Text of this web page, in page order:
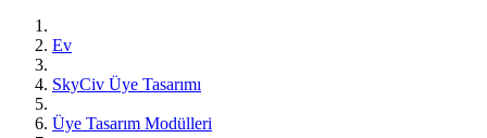
Ev
SkyCiv Üye Tasarımı
Üye Tasarım Modülleri